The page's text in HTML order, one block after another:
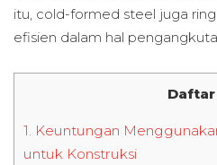
itu, cold-formed steel juga
efisien dalam hal
1. Keuntungan
untuk Konstruksi